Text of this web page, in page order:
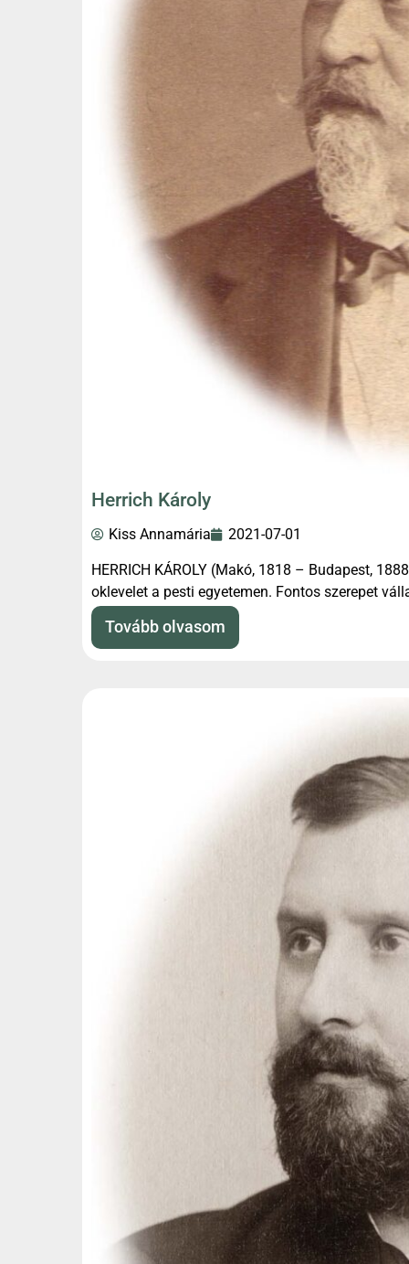
Herrich Károly
Kiss Annamária 2021-07-01
HERRICH KÁROLY (Makó, 1818 – Budapest,
oklevelet a pesti egyetemen. Fontos szerepet
azért, hogy a
Tovább olvasom